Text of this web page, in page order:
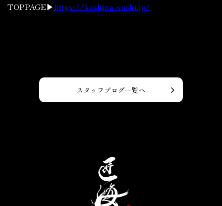
TOPPAGE▶https://kashiwa-sushi.jp/
スタッフブログ一覧へ